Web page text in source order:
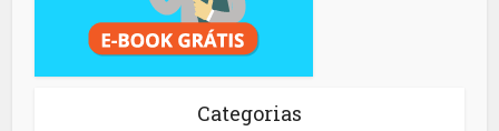
Categorias